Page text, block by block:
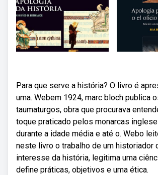
Para que serve a história? O livro é
uma. Webem 1924, marc bloch publica
taumaturgos, obra que procurava
toque praticado pelos monarcas
durante a idade média e até o. Webo
neste livro o trabalho de um historiador
interesse da história, legitima uma
define práticas, objetivos e uma ética.